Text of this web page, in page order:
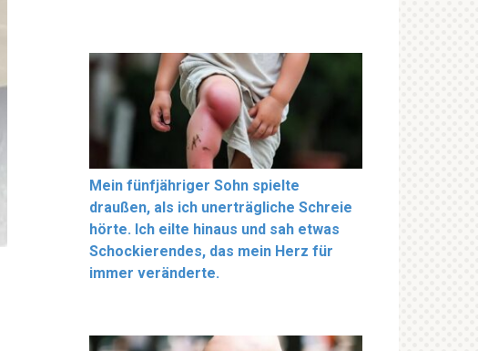
Mein fünfjähriger Sohn spielte
draußen, als ich unerträgliche Schreie
hörte. Ich eilte hinaus und sah etwas
Schockierendes, das mein Herz für
immer veränderte.